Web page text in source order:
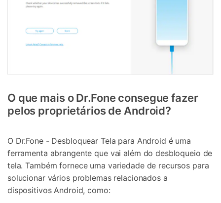
O que mais o Dr.Fone consegue fazer
pelos proprietários de Android?
O Dr.Fone - Desbloquear Tela para Android é uma
ferramenta abrangente que vai além do desbloqueio de
tela. Também fornece uma variedade de recursos para
solucionar vários problemas relacionados a
dispositivos Android, como: